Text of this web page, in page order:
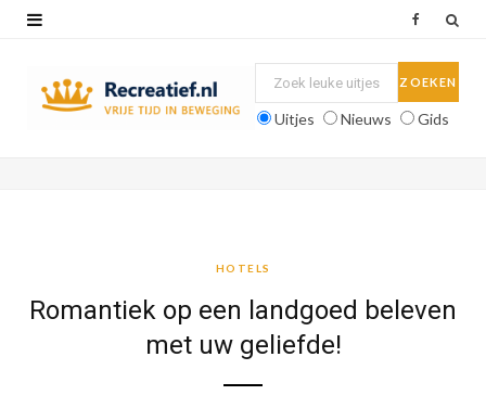
Uitjes Nieuws Gids
HOTELS
Romantiek op een landgoed beleven
met uw geliefde!